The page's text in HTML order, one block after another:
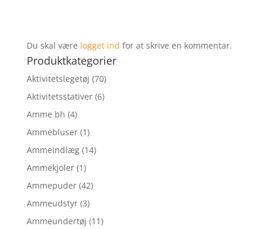
Du skal være logget ind for at skrive en kommentar.
Produktkategorier
Aktivitetslegetøj (70)
Aktivitetsstativer (6)
Amme bh (4)
Ammebluser (1)
Ammeindlæg (14)
Ammekjoler (1)
Ammepuder (42)
Ammeudstyr (3)
Ammeundertøj (11)